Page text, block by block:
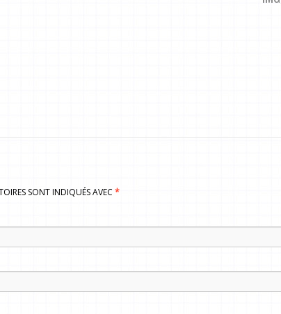
SONT INDIQUÉS AVEC *